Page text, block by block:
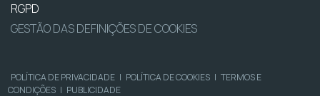
RGPD
GESTÃO DAS DEFINIÇÕES DE COOKIES
POLÍTICA DE PRIVACIDADE | POLÍTICA DE COOKIES | TERMOS E
CONDIÇÕES | PUBLICIDADE